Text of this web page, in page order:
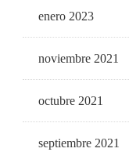
enero 2023
noviembre 2021
octubre 2021
septiembre 2021